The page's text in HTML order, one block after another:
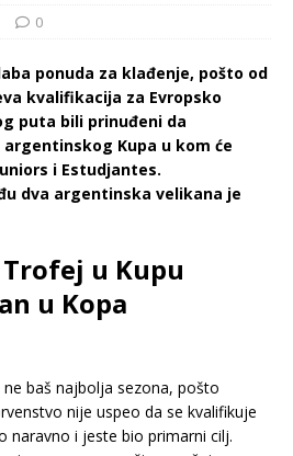
0
ponuda za klađenje, pošto od
kvalifikacija za Evropsko
puta bili prinuđeni da
Kupa u kom će
i Estudjantes.
dva argentinska velikana je
u Kupu
u Kopa
baš najbolja sezona, pošto
nije uspeo da se kvalifikuje
naravno i jeste bio primarni cilj.